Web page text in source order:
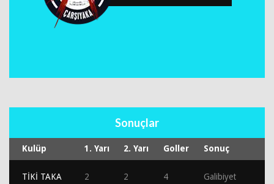
Sonuçlar
Kulüp 1. Yarı 2. Yarı Goller Sonuç
TİKİ TAKA 2 2 4 Galibiyet